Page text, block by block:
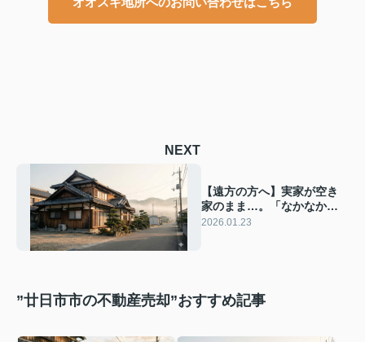
NEXT
【遠方の方へ】実家が空き
家のまま…。「なかなか帰
れない」あなたのための、
2026.01.23
”廿日市市の不動産売却”おすすめ記事